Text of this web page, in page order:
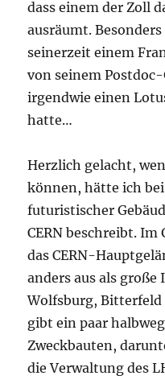
dass einem der Zoll
ausräumt.
seinerzeit einem
von seinem
irgendwie einen
hatte…
Herzlich gelacht,
können, hätte ich
futuristischer
CERN beschreibt. Im
das CERN-
anders aus als
Wolfsburg, Bitterfeld
gibt ein paar
Zweckbauten,
die Verwaltung des